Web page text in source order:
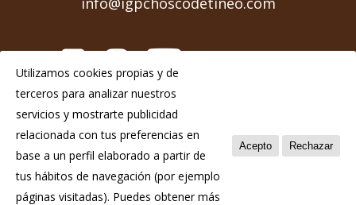
Aviso Legal
Política de privacidad
Política de cookies
Utilizamos cookies propias y de
terceros para analizar nuestros
servicios y mostrarte publicidad
relacionada con tus preferencias en
base a un perfil elaborado a partir de
tus hábitos de navegación (por ejemplo
páginas visitadas). Puedes obtener más
Acepto Rechazar